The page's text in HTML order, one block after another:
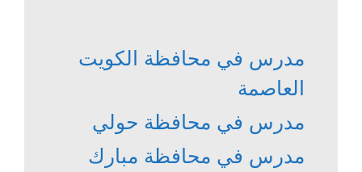
مدرس في محافظة الكويت
العاصمة
مدرس في محافظة حولي
مدرس في محافظة مبارك